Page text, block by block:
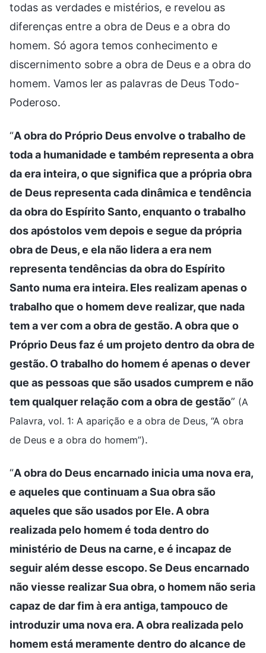
todas as verdades e mistérios, e revelou as
diferenças entre a obra de Deus e a obra do
homem. Só agora temos conhecimento e
discernimento sobre a obra de Deus e a obra do
homem. Vamos ler as palavras de Deus Todo-
Poderoso.
“A obra do Próprio Deus envolve o trabalho de
toda a humanidade e também representa a obra
da era inteira, o que significa que a própria obra
de Deus representa cada dinâmica e tendência
da obra do Espírito Santo, enquanto o trabalho
dos apóstolos vem depois e segue da própria
obra de Deus, e ela não lidera a era nem
representa tendências da obra do Espírito
Santo numa era inteira. Eles realizam apenas o
trabalho que o homem deve realizar, que nada
tem a ver com a obra de gestão. A obra que o
Próprio Deus faz é um projeto dentro da obra de
gestão. O trabalho do homem é apenas o dever
que as pessoas que são usados cumprem e não
tem qualquer relação com a obra de gestão” (A
Palavra, vol. 1: A aparição e a obra de Deus, “A obra
de Deus e a obra do homem”).
“A obra do Deus encarnado inicia uma nova era,
e aqueles que continuam a Sua obra são
aqueles que são usados por Ele. A obra
realizada pelo homem é toda dentro do
ministério de Deus na carne, e é incapaz de
seguir além desse escopo. Se Deus encarnado
não viesse realizar Sua obra, o homem não seria
capaz de dar fim à era antiga, tampouco de
introduzir uma nova era. A obra realizada pelo
homem está meramente dentro do alcance de